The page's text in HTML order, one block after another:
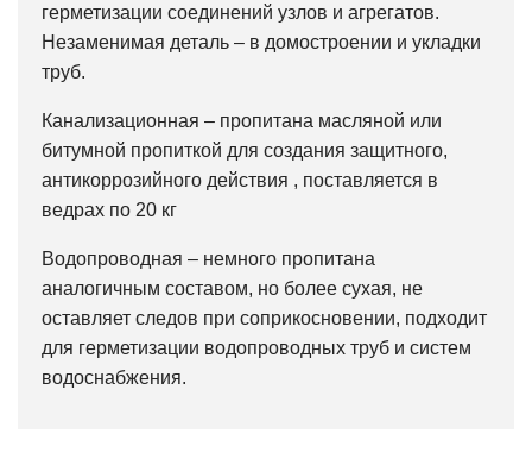
герметизации соединений узлов и агрегатов.
Незаменимая деталь – в домостроении и укладки
труб.
Канализационная – пропитана масляной или
битумной пропиткой для создания защитного,
антикоррозийного действия , поставляется в
ведрах по 20 кг
Водопроводная – немного пропитана
аналогичным составом, но более сухая, не
оставляет следов при соприкосновении, подходит
для герметизации водопроводных труб и систем
водоснабжения.